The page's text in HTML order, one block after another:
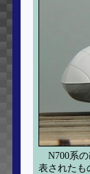
N700系
表されたも